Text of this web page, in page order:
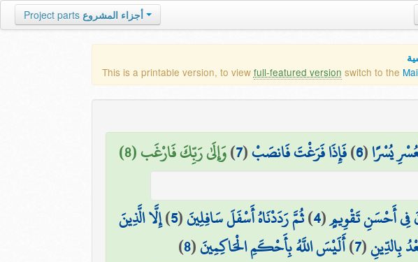
Project parts أجزاء المشروع
This is a printable version, to view full-featured version switch to the
يُسْرًا(
6
)فَإِذَا فَرَغْتَ فَانصَبْ(
7
)وَإِلَىٰ رَبِّكَ فَارْغَب (8)
فِي أَحْسَنِ تَقْوِيمٍ(
4
)ثُمَّ رَدَدْنَاهُ أَسْفَلَ سَافِلِينَ(
5
)إِلَّا الَّذِينَ
بِالدِّينِ(
7
)أَلَيْسَ اللَّهُ بِأَحْكَمِ الْحَاكِمِينَ(
8
)